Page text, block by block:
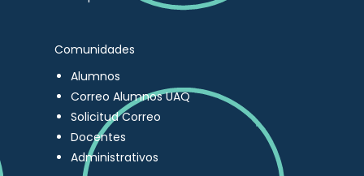
Comunidades
Alumnos
Correo Alumnos UAQ
Solicitud Correo
Docentes
Administrativos